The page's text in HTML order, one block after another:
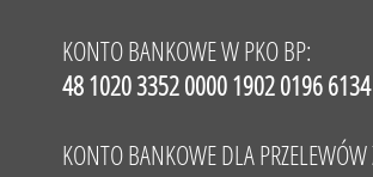
KONTO BANKOWE W PKO BP:
48 1020 3352 0000 1902 0196 6134
KONTO BANKOWE DLA PRZELEWÓW